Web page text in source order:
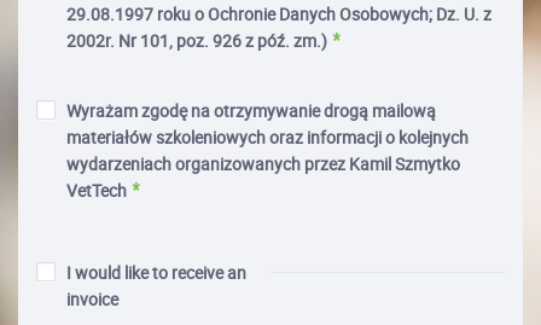
29.08.1997 roku o Ochronie Danych Osobowych; Dz. U. z
2002r. Nr 101, poz. 926 z póź. zm.)
Wyrażam zgodę na otrzymywanie drogą mailową
materiałów szkoleniowych oraz informacji o kolejnych
wydarzeniach organizowanych przez Kamil Szmytko
VetTech
I would like to receive an
invoice